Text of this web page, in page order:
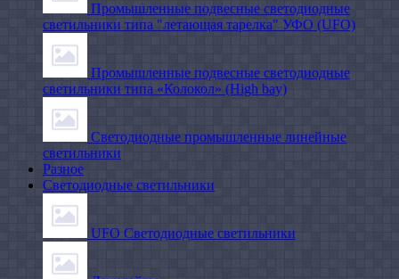
Промышленные подвесные cветодиодные
светильники типа "летающая тарелка" УФО (UFO)
Промышленные подвесные cветодиодные
светильники типа «Колокол» (High bay)
Светодиодные промышленные линейные
светильники
Разное
Светодиодные светильники
UFO Светодиодные светильники